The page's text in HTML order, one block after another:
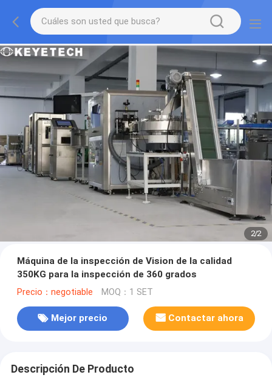
2/2
Máquina de la inspección de Vision de la calidad
350KG para la inspección de 360 grados
Precio：negotiable MOQ：1 SET
Mejor precio Contactar ahora
Descripción De Producto